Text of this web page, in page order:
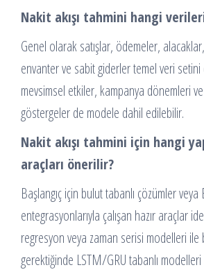
Nakit akışı tahmini hangi
Genel olarak satışlar, ödemeler,
envanter ve sabit giderler temel veri setini
mevsimsel etkiler, kampanya dönemleri
göstergeler de modele dahil edilebilir.
Nakit akışı tahmini için hangi
araçları önerilir?
Başlangıç için bulut tabanlı çözümler veya
entegrasyonlarıyla çalışan hazır araçlar
regresyon veya zaman serisi modelleri ile
gerektiğinde LSTM/GRU tabanlı